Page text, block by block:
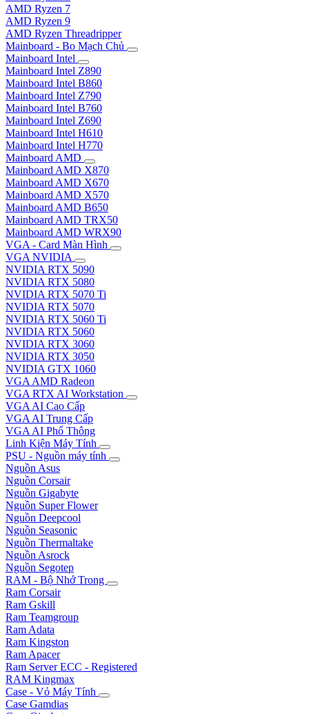
AMD Ryzen 7
AMD Ryzen 9
AMD Ryzen Threadripper
Mainboard - Bo Mạch Chủ
Mainboard Intel
Mainboard Intel Z890
Mainboard Intel B860
Mainboard Intel Z790
Mainboard Intel B760
Mainboard Intel Z690
Mainboard Intel H610
Mainboard Intel H770
Mainboard AMD
Mainboard AMD X870
Mainboard AMD X670
Mainboard AMD X570
Mainboard AMD B650
Mainboard AMD TRX50
Mainboard AMD WRX90
VGA - Card Màn Hình
VGA NVIDIA
NVIDIA RTX 5090
NVIDIA RTX 5080
NVIDIA RTX 5070 Ti
NVIDIA RTX 5070
NVIDIA RTX 5060 Ti
NVIDIA RTX 5060
NVIDIA RTX 3060
NVIDIA RTX 3050
NVIDIA GTX 1060
VGA AMD Radeon
VGA RTX AI Workstation
VGA AI Cao Cấp
VGA AI Trung Cấp
VGA AI Phổ Thông
Linh Kiện Máy Tính
PSU - Nguồn máy tính
Nguồn Asus
Nguồn Corsair
Nguồn Gigabyte
Nguồn Super Flower
Nguồn Deepcool
Nguồn Seasonic
Nguồn Thermaltake
Nguồn Asrock
Nguồn Segotep
RAM - Bộ Nhớ Trong
Ram Corsair
Ram Gskill
Ram Teamgroup
Ram Adata
Ram Kingston
Ram Apacer
Ram Server ECC - Registered
RAM Kingmax
Case - Vỏ Máy Tính
Case Gamdias